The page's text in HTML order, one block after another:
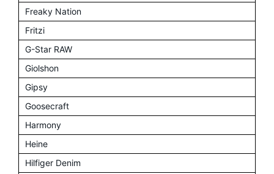
Freaky Nation
Fritzi
G-Star RAW
Giolshon
Gipsy
Goosecraft
Harmony
Heine
Hilfiger Denim